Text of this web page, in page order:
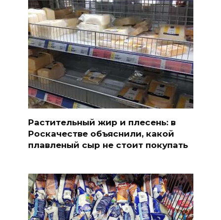
Растительный жир и плесень: в
Роскачестве объяснили, какой
плавленый сыр не стоит покупать